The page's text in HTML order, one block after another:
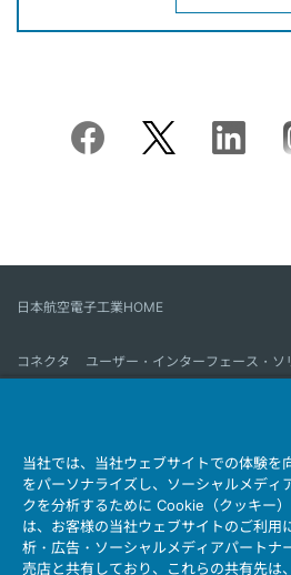
日本航空電子工業HOME
コネクタ
ユーザー・インターフェース・ソ
会社情報 サステナビリティ IR情報 採
製品情報新着一覧
サイトマップ お問い
当社では、当社ウェブサイトでの体験を
をパーソナライズし、ソーシャルメディ
クを分析するために Cookie（クッキー
は、お客様の当社ウェブサイトのご利用
析・広告・ソーシャルメディアパートナ
売店と共有しており、これらの共有先は